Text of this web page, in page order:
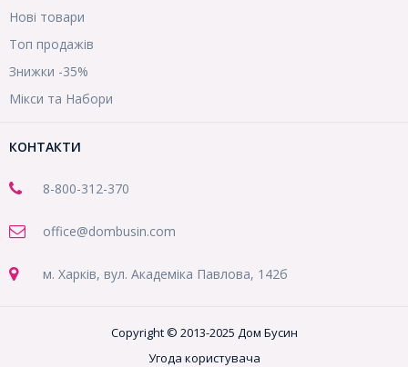
Нові товари
Топ продажів
Знижки -35%
Мікси та Набори
КОНТАКТИ
8-800-312-370
office@dombusin.com
м. Харків, вул. Академіка Павлова, 142б
Copyright © 2013-2025 Дом Бусин
Угода користувача